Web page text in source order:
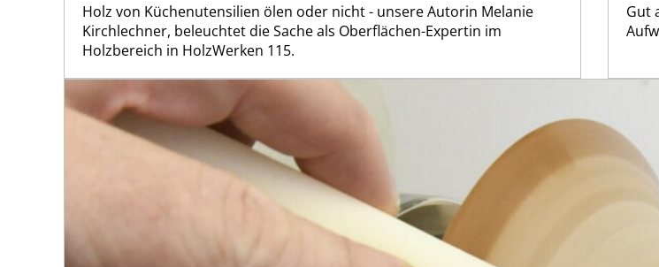
Holz von Küchenutensilien ölen oder nicht - unsere Autorin Melanie
Kirchlechner, beleuchtet die Sache als Oberflächen-Expertin im
Holzbereich in HolzWerken 115.
Gut